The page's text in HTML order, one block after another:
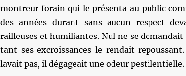
montreur forain qui le présenta au public
des années durant sans aucun respect
railleuses et humiliantes. Nul ne se demandait
tant ses excroissances le rendait
lavait pas, il dégageait une odeur pestilentielle.